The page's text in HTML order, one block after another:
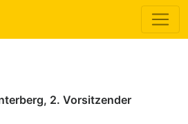
2. Vorsitzender